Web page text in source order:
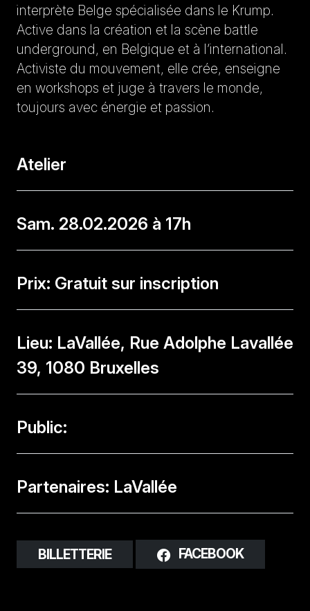
interprète Belge spécialisée dans le Krump.
Active dans la création et la scène battle
underground, en Belgique et à l’international.
Activiste du mouvement, elle crée, enseigne
en workshops et juge à travers le monde,
toujours avec énergie et passion.
Atelier
Sam. 28.02.2026 à 17h
Prix: Gratuit sur inscription
Lieu: LaVallée, Rue Adolphe Lavallée
39, 1080 Bruxelles
Public:
Partenaires: LaVallée
BILLETTERIE FACEBOOK